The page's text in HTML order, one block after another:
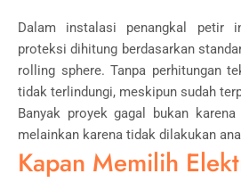
Dalam instalasi penangkal petir
proteksi dihitung berdasarkan
rolling sphere. Tanpa perhitungan
tidak terlindungi, meskipun sudah
Banyak proyek gagal bukan
melainkan karena tidak dilakukan
Kapan Memilih